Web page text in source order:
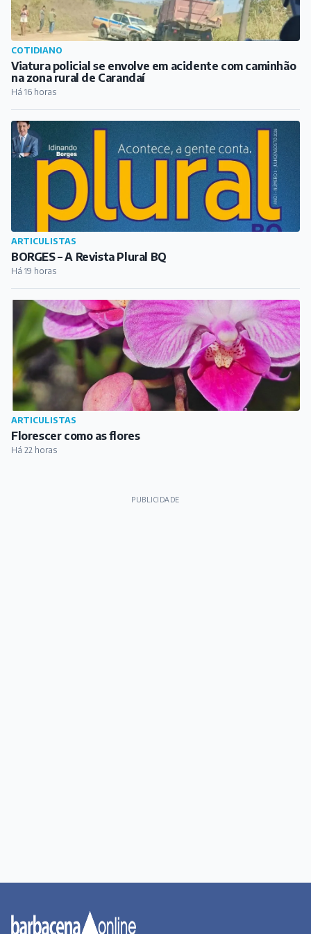
COTIDIANO
Viatura policial se envolve em acidente com caminhão
na zona rural de Carandaí
Há 16 horas
ARTICULISTAS
BORGES – A Revista Plural BQ
Há 19 horas
ARTICULISTAS
Florescer como as flores
Há 22 horas
PUBLICIDADE